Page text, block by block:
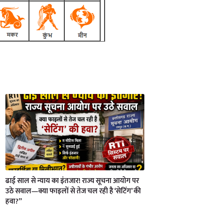
ढाई साल से न्याय का इंतजार! राज्य सूचना आयोग पर
उठे सवाल—क्या फाइलों से तेज चल रही है ‘सेटिंग’ की
हवा?”